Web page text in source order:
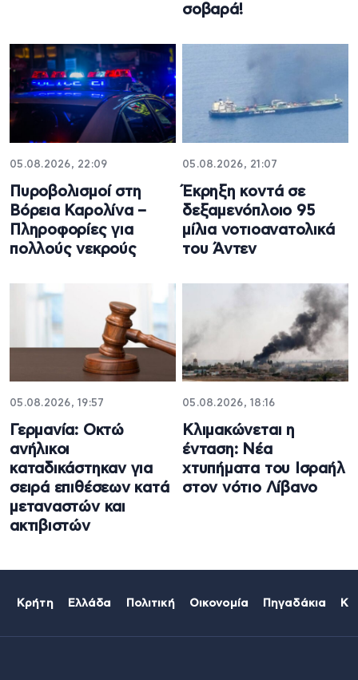
σοβαρά!
05.08.2026, 22:09
Πυροβολισμοί στη
Βόρεια Καρολίνα –
Πληροφορίες για
πολλούς νεκρούς
05.08.2026, 21:07
Έκρηξη κοντά σε
δεξαμενόπλοιο 95
μίλια νοτιοανατολικά
του Άντεν
05.08.2026, 19:57
Γερμανία: Οκτώ
ανήλικοι
καταδικάστηκαν για
σειρά επιθέσεων κατά
μεταναστών και
ακτιβιστών
05.08.2026, 18:16
Κλιμακώνεται η
ένταση: Νέα
χτυπήματα του Ισραήλ
στον νότιο Λίβανο
Κρήτη Ελλάδα Πολιτική Οικονομία Πηγαδάκια